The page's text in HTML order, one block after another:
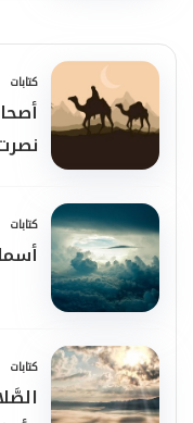
كتابات
كتابات
كتابات